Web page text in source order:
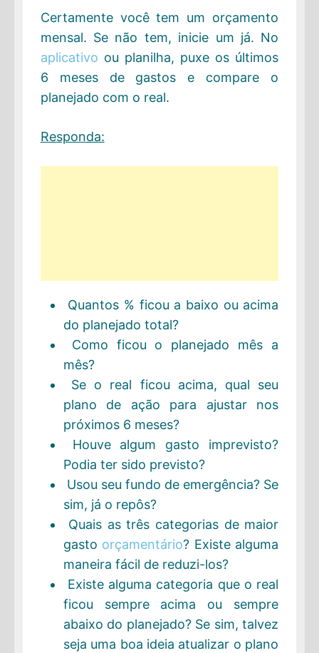
Certamente você tem um orçamento
mensal. Se não tem, inicie um já. No
aplicativo ou planilha, puxe os últimos
6 meses de gastos e compare o
planejado com o real.
Responda:
Quantos % ficou a baixo ou acima
do planejado total?
Como ficou o planejado mês a
mês?
Se o real ficou acima, qual seu
plano de ação para ajustar nos
próximos 6 meses?
Houve algum gasto imprevisto?
Podia ter sido previsto?
Usou seu fundo de emergência? Se
sim, já o repôs?
Quais as três categorias de maior
gasto orçamentário? Existe alguma
maneira fácil de reduzi-los?
Existe alguma categoria que o real
ficou sempre acima ou sempre
abaixo do planejado? Se sim, talvez
seja uma boa ideia atualizar o plano